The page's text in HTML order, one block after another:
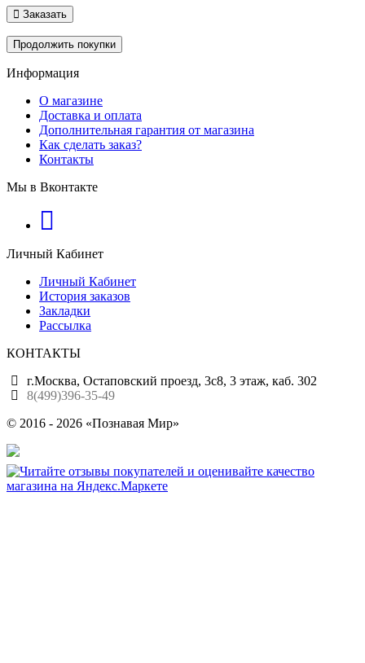
Заказать
Продолжить покупки
Информация
О магазине
Доставка и оплата
Дополнительная гарантия от магазина
Как сделать заказ?
Контакты
Мы в Вконтакте
Личный Кабинет
Личный Кабинет
История заказов
Закладки
Рассылка
КОНТАКТЫ
г.Москва, Остаповский проезд, 3с8, 3 этаж, каб. 302
8(499)396-35-49
© 2016 - 2026 «Познавая Мир»